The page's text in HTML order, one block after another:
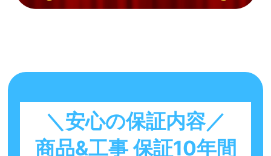
＼安心の保証内容／
商品&工事 保証10年間